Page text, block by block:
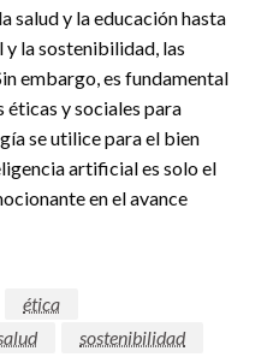
salud y la educación hasta
la sostenibilidad, las
embargo, es fundamental
y sociales para
se utilice para el bien
artificial es solo el
en el avance
ética
sostenibilidad